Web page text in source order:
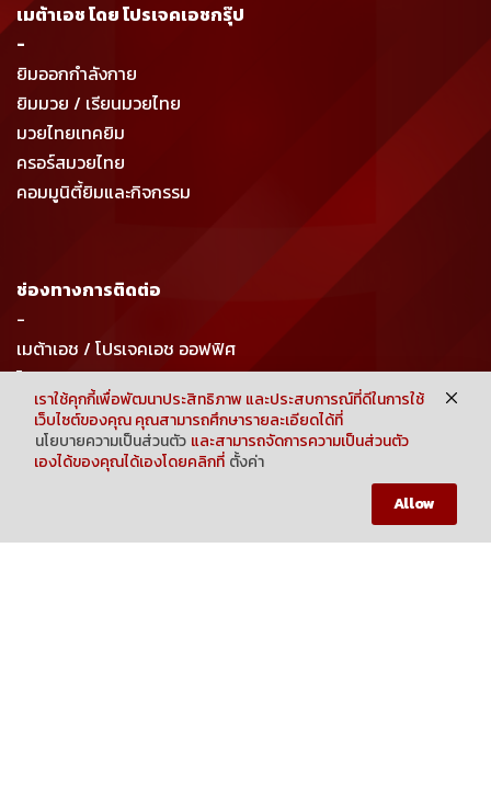
เมต้าเอช โดย โปรเจคเอชกรุ๊ป
-
ยิมออกกำลังกาย
ยิมมวย / เรียนมวยไทย
มวยไทยเทคยิม
ครอร์สมวยไทย
คอมมูนิตี้ยิมและกิจกรรม
ช่องทางการติดต่อ
-
เมต้าเอช / โปรเจคเอช ออฟฟิศ
โทร : 063-916-6356
อีเมล : projecthmuaythaigym@gmail.com
sales@metahgym.com
| Powered by
COPYRIGHT 2023 METAH BY PROJECT H GROUP CO.,LTD.
เราใช้คุกกี้เพื่อพัฒนาประสิทธิภาพ และประสบการณ์ที่ดีในการใช้
เว็บไซต์ของคุณ คุณสามารถศึกษารายละเอียดได้ที่
นโยบายความเป็นส่วนตัว และสามารถจัดการความเป็นส่วนตัว
เองได้ของคุณได้เองโดยคลิกที่ ตั้งค่า
Allow
MEMBER